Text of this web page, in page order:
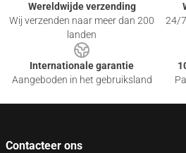
Wereldwijde verzending
Wij verzenden naar meer dan 200
landen
24/
Internationale garantie
Aangeboden in het gebruiksland
Contacteer ons